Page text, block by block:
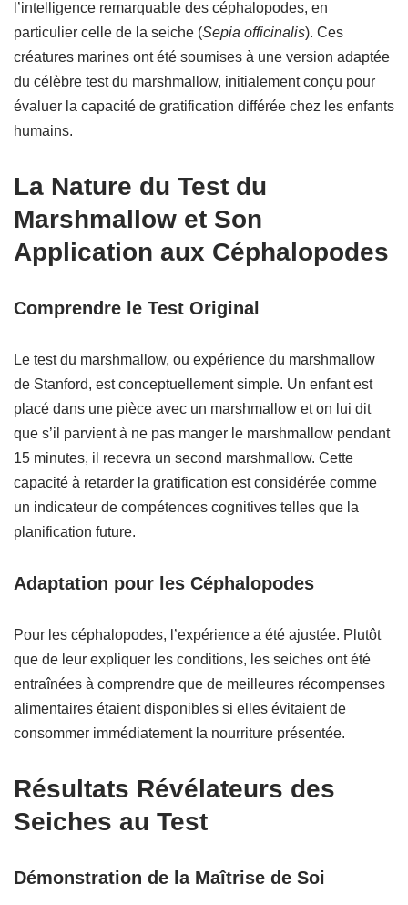
l’intelligence remarquable des céphalopodes, en
particulier celle de la seiche (Sepia officinalis). Ces
créatures marines ont été soumises à une version adaptée
du célèbre test du marshmallow, initialement conçu pour
évaluer la capacité de gratification différée chez les enfants
humains.
La Nature du Test du
Marshmallow et Son
Application aux Céphalopodes
Comprendre le Test Original
Le test du marshmallow, ou expérience du marshmallow
de Stanford, est conceptuellement simple. Un enfant est
placé dans une pièce avec un marshmallow et on lui dit
que s’il parvient à ne pas manger le marshmallow pendant
15 minutes, il recevra un second marshmallow. Cette
capacité à retarder la gratification est considérée comme
un indicateur de compétences cognitives telles que la
planification future.
Adaptation pour les Céphalopodes
Pour les céphalopodes, l’expérience a été ajustée. Plutôt
que de leur expliquer les conditions, les seiches ont été
entraînées à comprendre que de meilleures récompenses
alimentaires étaient disponibles si elles évitaient de
consommer immédiatement la nourriture présentée.
Résultats Révélateurs des
Seiches au Test
Démonstration de la Maîtrise de Soi